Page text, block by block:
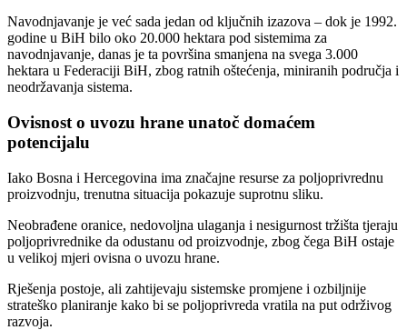
Navodnjavanje je već sada jedan od ključnih izazova – dok je 1992.
godine u BiH bilo oko 20.000 hektara pod sistemima za
navodnjavanje, danas je ta površina smanjena na svega 3.000
hektara u Federaciji BiH, zbog ratnih oštećenja, miniranih područja i
neodržavanja sistema.
Ovisnost o uvozu hrane unatoč domaćem
potencijalu
Iako Bosna i Hercegovina ima značajne resurse za poljoprivrednu
proizvodnju, trenutna situacija pokazuje suprotnu sliku.
Neobrađene oranice, nedovoljna ulaganja i nesigurnost tržišta tjeraju
poljoprivrednike da odustanu od proizvodnje, zbog čega BiH ostaje
u velikoj mjeri ovisna o uvozu hrane.
Rješenja postoje, ali zahtijevaju sistemske promjene i ozbiljnije
strateško planiranje kako bi se poljoprivreda vratila na put održivog
razvoja.